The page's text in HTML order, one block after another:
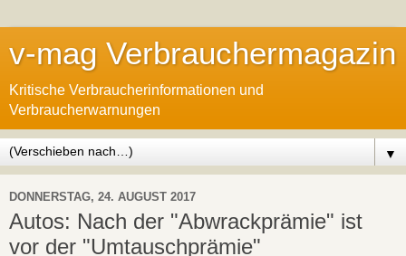
v-mag Verbrauchermagazin
Kritische Verbraucherinformationen und
Verbraucherwarnungen
▼
DONNERSTAG, 24. AUGUST 2017
Autos: Nach der "Abwrackprämie" ist
vor der "Umtauschprämie"